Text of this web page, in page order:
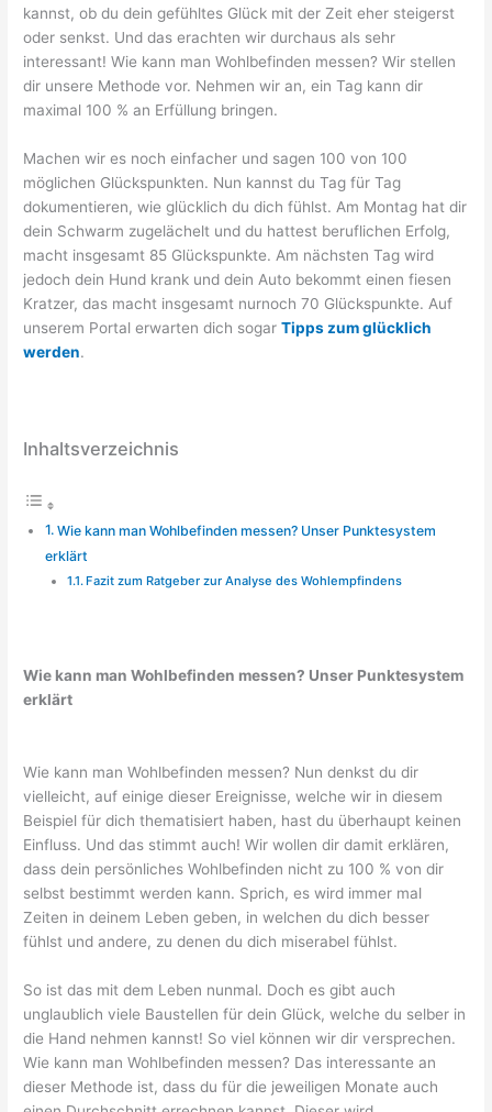
kannst, ob du dein gefühltes Glück mit der Zeit eher steigerst
oder senkst. Und das erachten wir durchaus als sehr
interessant! Wie kann man Wohlbefinden messen? Wir stellen
dir unsere Methode vor. Nehmen wir an, ein Tag kann dir
maximal 100 % an Erfüllung bringen.
Machen wir es noch einfacher und sagen 100 von 100
möglichen Glückspunkten. Nun kannst du Tag für Tag
dokumentieren, wie glücklich du dich fühlst. Am Montag hat dir
dein Schwarm zugelächelt und du hattest beruflichen Erfolg,
macht insgesamt 85 Glückspunkte. Am nächsten Tag wird
jedoch dein Hund krank und dein Auto bekommt einen fiesen
Kratzer, das macht insgesamt nurnoch 70 Glückspunkte. Auf
unserem Portal erwarten dich sogarTipps zum glücklich
werden.
Inhaltsverzeichnis
Wie kann man Wohlbefinden messen? Unser Punktesystem
erklärt
Fazit zum Ratgeber zur Analyse des Wohlempfindens
Wie kann man Wohlbefinden messen? Unser Punktesystem
erklärt
Wie kann man Wohlbefinden messen? Nun denkst du dir
vielleicht, auf einige dieser Ereignisse, welche wir in diesem
Beispiel für dich thematisiert haben, hast du überhaupt keinen
Einfluss. Und das stimmt auch! Wir wollen dir damit erklären,
dass dein persönliches Wohlbefinden nicht zu 100 % von dir
selbst bestimmt werden kann. Sprich, es wird immer mal
Zeiten in deinem Leben geben, in welchen du dich besser
fühlst und andere, zu denen du dich miserabel fühlst.
So ist das mit dem Leben nunmal. Doch es gibt auch
unglaublich viele Baustellen für dein Glück, welche du selber in
die Hand nehmen kannst! So viel können wir dir versprechen.
Wie kann man Wohlbefinden messen? Das interessante an
dieser Methode ist, dass du für die jeweiligen Monate auch